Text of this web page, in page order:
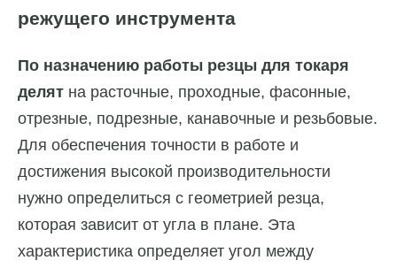
режущего инструмента
По назначению работы резцы для токаря
делят на расточные, проходные, фасонные,
отрезные, подрезные, канавочные и резьбовые.
Для обеспечения точности в работе и
достижения высокой производительности
нужно определиться с геометрией резца,
которая зависит от угла в плане. Эта
характеристика определяет угол между